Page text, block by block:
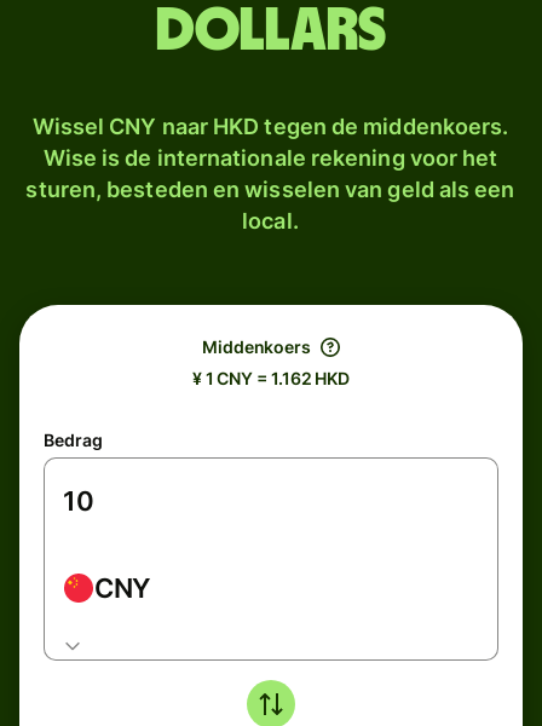
dollars
Wissel CNY naar HKD tegen de middenkoers.
Wise is de internationale rekening voor het
sturen, besteden en wisselen van geld als een
local.
Middenkoers
¥ 1 CNY = 1.162 HKD
Bedrag
CNY